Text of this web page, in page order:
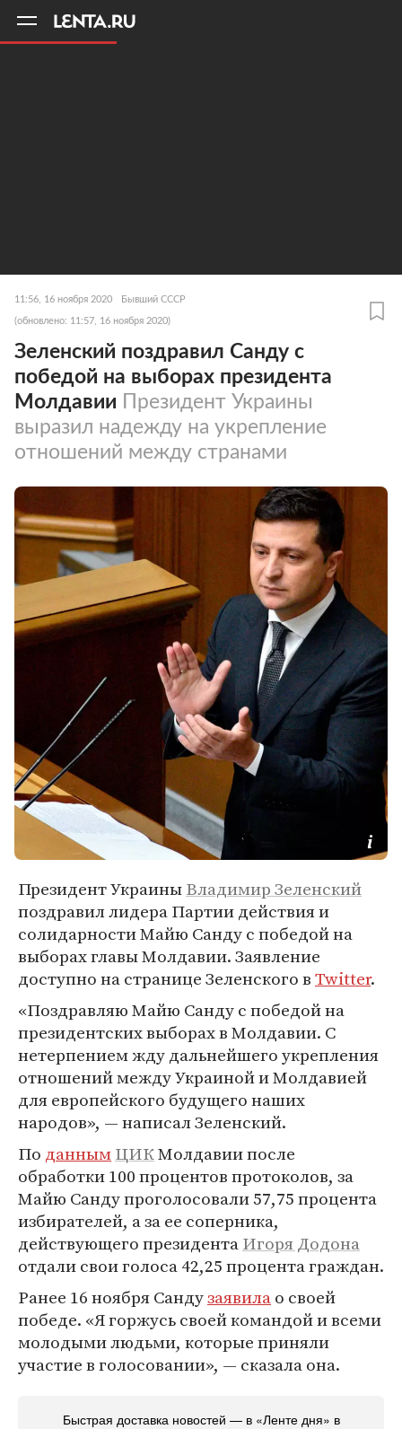
11:56, 16 ноября 2020 Бывший СССР
(обновлено: 11:57, 16 ноября 2020)
Зеленский поздравил Санду с
победой на выборах президента
Молдавии Президент Украины
выразил надежду на укрепление
отношений между странами
Президент УкраиныВладимир Зеленский
поздравил лидера Партии действия и
солидарности Майю Санду с победой на
выборах главы Молдавии. Заявление
доступно на странице Зеленского вTwitter.
«Поздравляю Майю Санду с победой на
президентских выборах в Молдавии. С
нетерпением жду дальнейшего укрепления
отношений между Украиной и Молдавией
для европейского будущего наших
народов», — написал Зеленский.
По даннымЦИКМолдавии после
обработки 100 процентов протоколов, за
Майю Санду проголосовали 57,75 процента
избирателей, а за ее соперника,
действующего президентаИгоря Додона
отдали свои голоса 42,25 процента граждан.
Ранее 16 ноября Сандузаявилао своей
победе. «Я горжусь своей командой и всеми
молодыми людьми, которые приняли
участие в голосовании», — сказала она.
Быстрая доставка новостей — в «Ленте дня» в